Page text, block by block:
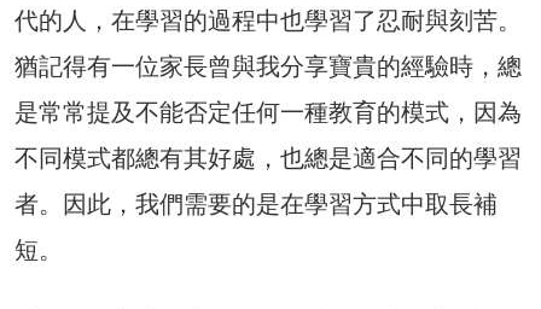
代的人，在學習的過程中也學習了忍耐與刻苦。
猶記得有一位家長曾與我分享寶貴的經驗時，總
是常常提及不能否定任何一種教育的模式，因為
不同模式都總有其好處，也總是適合不同的學習
者。因此，我們需要的是在學習方式中取長補
短。